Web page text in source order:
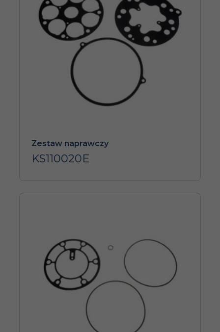
Zestaw naprawczy
KS110020E